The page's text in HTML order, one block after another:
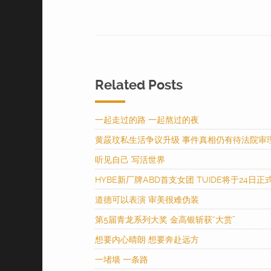
Related Posts
一起走过的路 一起熬过的夜
黄晸玟私生活争议升级 事件真相仍有待法院审
听见自己 写活世界
HYBE新厂牌ABD首支女团 TUIDE将于24日正
道德可以表演 审美很难伪装
第5届青龙系列大奖 金高银斩获“大赏”
想要内心晴朗 想要奔赴远方
一堵墙 一条路